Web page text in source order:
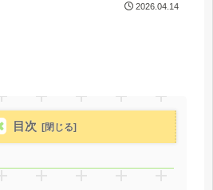
2026.04.14
目次